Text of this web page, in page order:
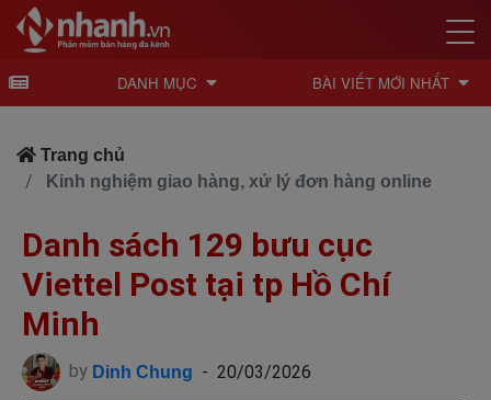
DANH MỤC BÀI VIẾT MỚI NHẤT
Trang chủ
Kinh nghiệm giao hàng, xử lý đơn hàng online
Danh sách 129 bưu cục
Viettel Post tại tp Hồ Chí
Minh
by Dinh Chung - 20/03/2026